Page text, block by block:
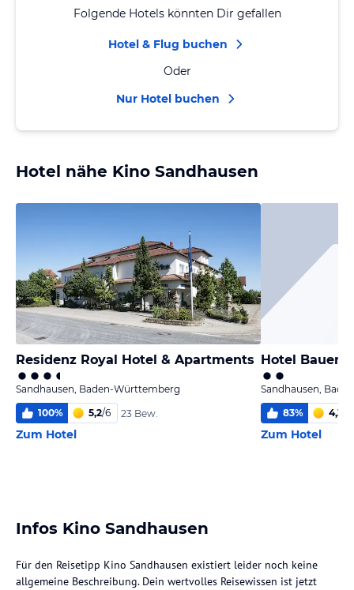
Folgende Hotels könnten Dir gefallen
Hotel & Flug buchen
Oder
Nur Hotel buchen
Hotel nähe Kino Sandhausen
Residenz Royal Hotel & Apartments
Sandhausen, Baden-Württemberg
100% 5,2/6 23 Bew.
Zum Hotel
Hotel Bauer
Sandhausen,
83% 4,3
Zum Hotel
Infos Kino Sandhausen
Für den Reisetipp Kino Sandhausen existiert leider noch keine
allgemeine Beschreibung. Dein wertvolles Reisewissen ist jetzt